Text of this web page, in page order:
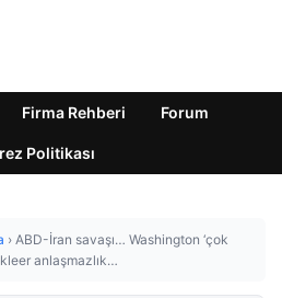
Firma Rehberi Forum
Politikası
› ABD-İran savaşı… Washington ‘çok
anlaşmazlık…